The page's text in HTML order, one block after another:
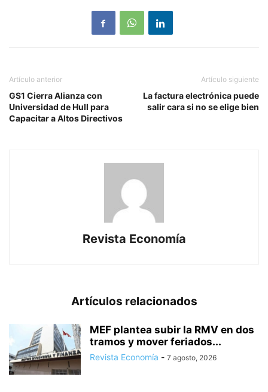
Artículo anterior
GS1 Cierra Alianza con
Universidad de Hull para
Capacitar a Altos Directivos
Artículo siguiente
La factura electrónica puede
salir cara si no se elige bien
Revista Economía
Artículos relacionados
MEF plantea subir la RMV en dos
tramos y mover feriados...
Revista Economía - 7 agosto, 2026